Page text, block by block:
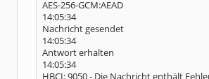
AES-256-GCM:AEAD
14:05:34
Nachricht gesendet
14:05:34
Antwort erhalten
14:05:34
HBCI: 9050 - Die Nachricht enthält